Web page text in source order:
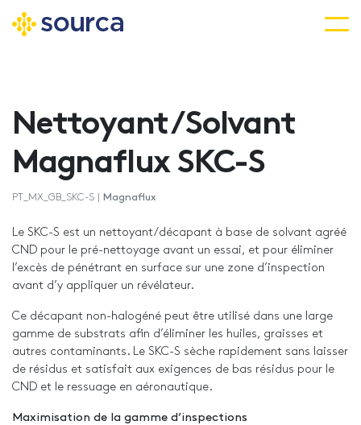
principal
Nettoyant/Solvant
Magnaflux SKC-S
PT_MX_GB_SKC-S | Magnaflux
Le SKC-S est un nettoyant/décapant à base de solvant agréé
CND pour le pré-nettoyage avant un essai, et pour éliminer
l’excès de pénétrant en surface sur une zone d’inspection
avant d’y appliquer un révélateur.
Ce décapant non-halogéné peut être utilisé dans une large
gamme de substrats afin d’éliminer les huiles, graisses et
autres contaminants. Le SKC-S sèche rapidement sans laisser
de résidus et satisfait aux exigences de bas résidus pour le
CND et le ressuage en aéronautique.
Maximisation de la gamme d’inspections